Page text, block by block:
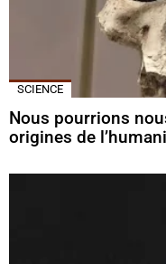
SCIENCE
Nous pourrions
origines de